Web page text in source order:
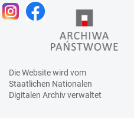
Die Website wird vom
Staatlichen Nationalen
Digitalen Archivverwaltet